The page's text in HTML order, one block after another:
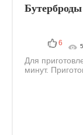
6
Для
минут.